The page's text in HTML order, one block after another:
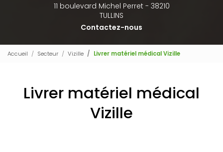
11 boulevard Michel Perret - 38210
TULLINS
Contactez-nous
Accueil Secteur Vizille Livrer matériel médical Vizille
Livrer matériel médical
Vizille